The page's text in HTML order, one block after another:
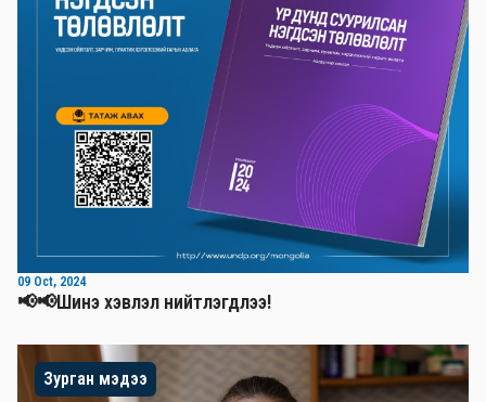
09 Oct, 2024
📢📢Шинэ хэвлэл нийтлэгдлээ!
Зурган мэдээ